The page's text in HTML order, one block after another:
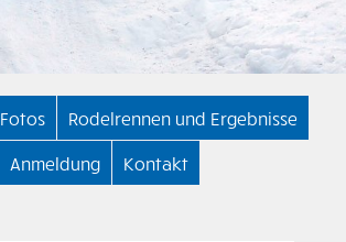
Fotos Rodelrennen und Ergebnisse
Anmeldung Kontakt